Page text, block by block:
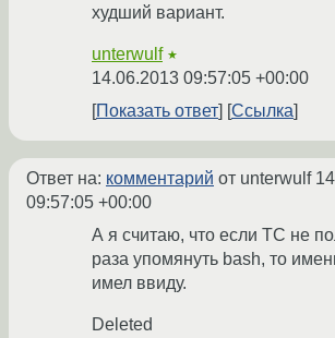
худший вариант.
unterwulf ★
14.06.2013 09:57:05 +00:00
Показать ответ
Ссылка
Ответ на: комментарий от unterwulf
09:57:05 +00:00
А я считаю, что если ТС не
раза упомянуть bash, то
имел ввиду.
Deleted